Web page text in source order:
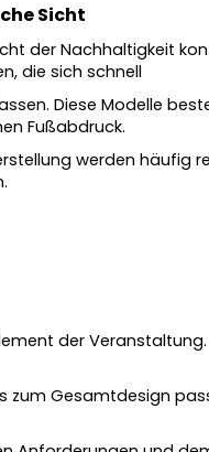
Sicht
der Nachhaltigkeit
die sich schnell
Diese Modelle
Fußabdruck.
werden häufig
der Veranstaltung.
zum Gesamtdesign